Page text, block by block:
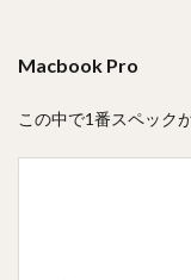
Macbook Pro
この中で1番スペック